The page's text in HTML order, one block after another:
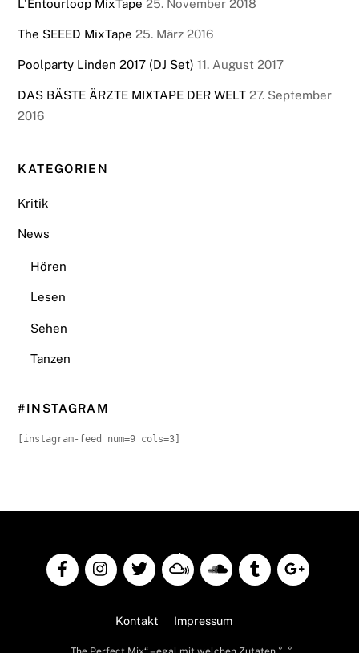
L’Entourloop MixTape 25. November 2018
The SEEED MixTape 25. März 2016
Poolparty Linden 2017 (DJ Set) 11. August 2017
DAS BÄSTE ÄRZTE MIXTAPE DER WELT 27. September
2016
KATEGORIEN
Kritik
News
Hören
Lesen
Sehen
Tanzen
#INSTAGRAM
[instagram-feed num=9 cols=3]
Back
To
Kontakt
Impressum